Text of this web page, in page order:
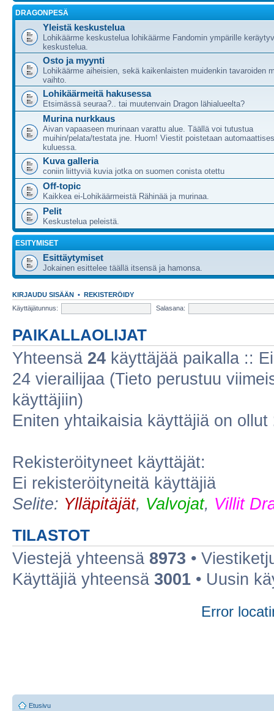
DRAGONPESÄ
Yleistä keskustelua
Lohikäärme keskustelua lohikäärme Fandomin ympärille
keskustelua.
Osto ja myynti
Lohikäärme aiheisien, sekä kaikenlaisten muidenkin tavaroiden
vaihto.
Lohikäärmeitä hakusessa
Etsimässä seuraa?.. tai muutenvain Dragon lähialueelta?
Murina nurkkaus
Aivan vapaaseen murinaan varattu alue. Täällä voi tutustua
muihin/pelata/testata jne. Huom! Viestit poistetaan
kuluessa.
Kuva galleria
coniin liittyviä kuvia jotka on suomen conista otettu
Off-topic
Kaikkea ei-Lohikäärmeistä Rähinää ja murinaa.
Pelit
Keskustelua peleistä.
ESITYMISET
Esittäytymiset
Jokainen esittelee täällä itsensä ja hamonsa.
KIRJAUDU SISÄÄN • REKISTERÖIDY
Käyttäjätunnus:
Salasana:
PAIKALLAOLIJAT
Yhteensä 24 käyttäjää paikalla ::
24 vierailijaa (Tieto perustuu
käyttäjiin)
Eniten yhtaikaisia käyttäjiä on ollut
Rekisteröityneet käyttäjät:
Ei rekisteröityneitä käyttäjiä
Selite: Ylläpitäjät, Valvojat, Villit
TILASTOT
Viestejä yhteensä 8973 •
Käyttäjiä yhteensä 3001 • Uusin
Error
Etusivu